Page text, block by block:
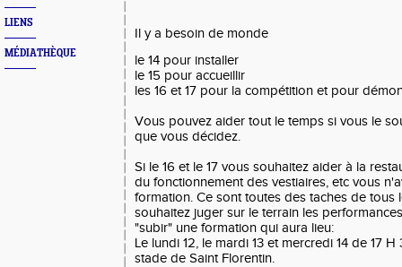
LIENS
MÉDIATHÈQUE
Il y a besoin de monde
le 14 pour installer
le 15 pour accueillir
les 16 et 17 pour la compétition et pour
Vous pouvez aider tout le temps si vous le
que vous décidez.
Si le 16 et le 17 vous souhaitez aider à la
du fonctionnement des vestiaires, etc vous
formation. Ce sont toutes des taches de tous
souhaitez juger sur le terrain les
"subir" une formation qui aura lieu:
Le lundi 12, le mardi 13 et mercredi 14 de 17
stade de Saint Florentin.